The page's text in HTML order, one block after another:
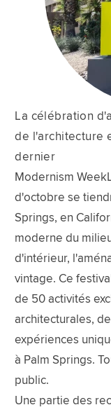
La célébration
de l'architecture
dernier
Modernism
d'octobre se
Springs, en
moderne du
d'intérieur,
vintage. Ce
de 50 activités
architecturales,
expériences
à Palm Springs.
public.
Une partie des